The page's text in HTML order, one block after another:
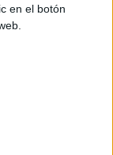
en el botón
debía hacer el